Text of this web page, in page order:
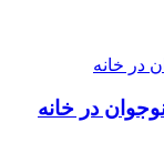
در خانه